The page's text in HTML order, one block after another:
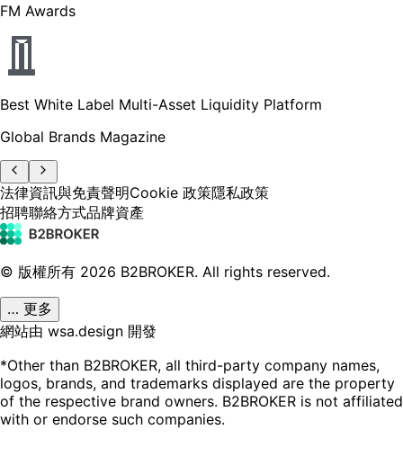
FM Awards
Best White Label Multi-Asset Liquidity Platform
Global Brands Magazine
法律資訊與免責聲明Cookie 政策隱私政策
招聘聯絡方式品牌資產
© 版權所有 2026 B2BROKER. All rights reserved.
… 更多
網站由 wsa.design 開發
*Other than B2BROKER, all third-party company names,
logos, brands, and trademarks displayed are the property
of the respective brand owners. B2BROKER is not affiliated
with or endorse such companies.